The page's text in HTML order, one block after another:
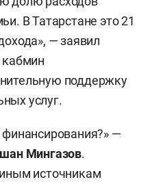
В Татарстане это 21
— заявил
кабмин
поддержку
услуг.
—
Мингазов.
источникам